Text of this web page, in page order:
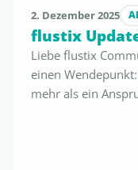
2. Dezember 2025
flustix
Liebe flustix
einen
mehr als ein